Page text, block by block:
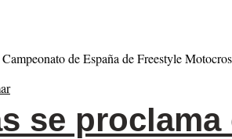
de España de Freestyle
se